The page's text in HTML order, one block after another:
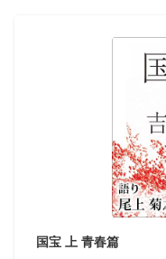
国宝 上 青春篇